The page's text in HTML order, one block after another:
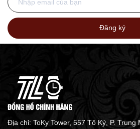
Đăng ký
Địa chỉ: ToKy Tower, 557 Tô Ký, P. Trung